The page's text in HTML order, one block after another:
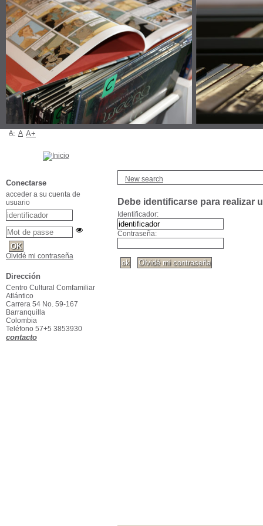
New search
Debe identificarse para realizar
Identificador:
Contraseña:
A- A A+
Conectarse
acceder a su cuenta de
usuario
Olvidé mi contraseña
Dirección
Centro Cultural Comfamiliar
Atlántico
Carrera 54 No. 59-167
Barranquilla
Colombia
Teléfono 57+5 3853930
contacto